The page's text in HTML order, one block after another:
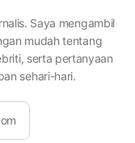
Saya mengambil
mudah tentang
serta pertanyaan
sehari-hari.